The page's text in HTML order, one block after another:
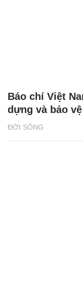
ĐỜI SỐNG
Báo chí Việt
dựng và bảo